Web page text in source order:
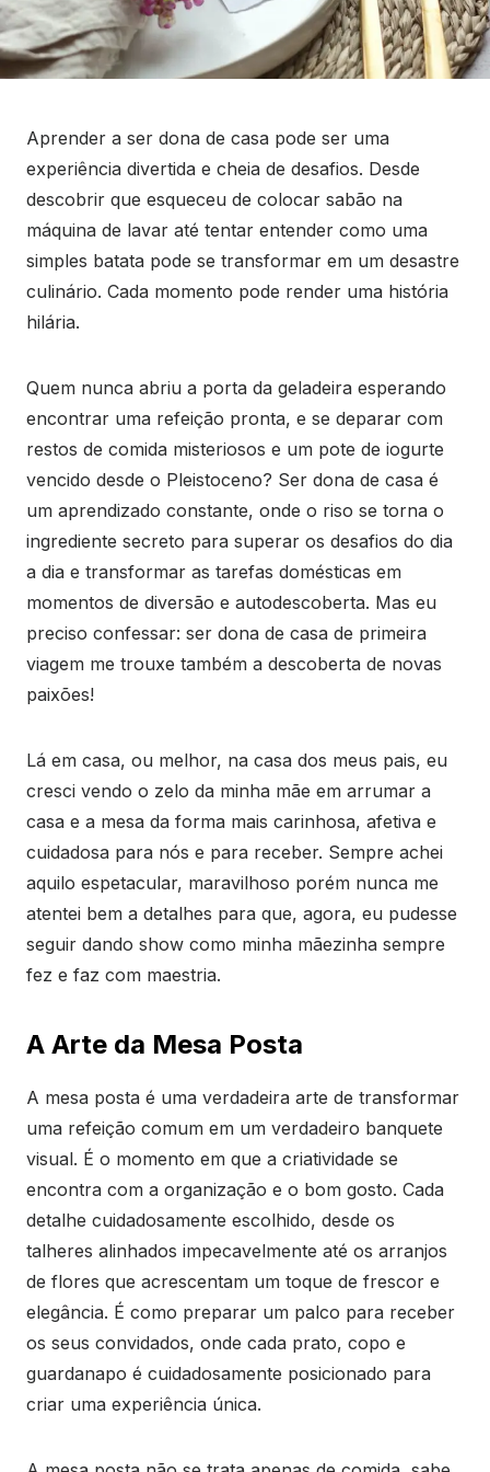
Aprender a ser dona de casa pode ser uma
experiência divertida e cheia de desafios. Desde
descobrir que esqueceu de colocar sabão na
máquina de lavar até tentar entender como uma
simples batata pode se transformar em um desastre
culinário. Cada momento pode render uma história
hilária.
Quem nunca abriu a porta da geladeira esperando
encontrar uma refeição pronta, e se deparar com
restos de comida misteriosos e um pote de iogurte
vencido desde o Pleistoceno? Ser dona de casa é
um aprendizado constante, onde o riso se torna o
ingrediente secreto para superar os desafios do dia
a dia e transformar as tarefas domésticas em
momentos de diversão e autodescoberta. Mas eu
preciso confessar: ser dona de casa de primeira
viagem me trouxe também a descoberta de novas
paixões!
Lá em casa, ou melhor, na casa dos meus pais, eu
cresci vendo o zelo da minha mãe em arrumar a
casa e a mesa da forma mais carinhosa, afetiva e
cuidadosa para nós e para receber. Sempre achei
aquilo espetacular, maravilhoso porém nunca me
atentei bem a detalhes para que, agora, eu pudesse
seguir dando show como minha mãezinha sempre
fez e faz com maestria.
A Arte da Mesa Posta
A mesa posta é uma verdadeira arte de transformar
uma refeição comum em um verdadeiro banquete
visual. É o momento em que a criatividade se
encontra com a organização e o bom gosto. Cada
detalhe cuidadosamente escolhido, desde os
talheres alinhados impecavelmente até os arranjos
de flores que acrescentam um toque de frescor e
elegância. É como preparar um palco para receber
os seus convidados, onde cada prato, copo e
guardanapo é cuidadosamente posicionado para
criar uma experiência única.